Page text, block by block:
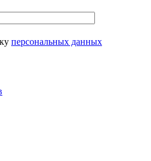
персональных данных